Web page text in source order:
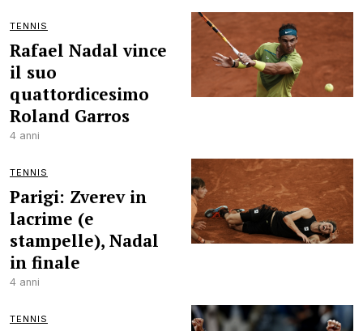
TENNIS
Rafael Nadal vince
il suo
quattordicesimo
Roland Garros
4 anni
TENNIS
Parigi: Zverev in
lacrime (e
stampelle), Nadal
in finale
4 anni
TENNIS